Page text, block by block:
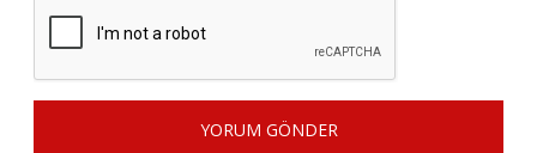
YORUM GÖNDER